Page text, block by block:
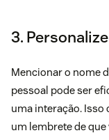
3.
Mencionar o nome
pessoal pode ser
uma interação. Isso
um lembrete de que